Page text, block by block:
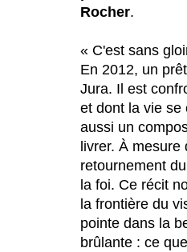
Rocher.
« C'est sans
En 2012, un
Jura. Il est
et dont la vie se
aussi un
livrer. À mesure
retournement
la foi. Ce récit
la frontière du
pointe dans la
brûlante : ce